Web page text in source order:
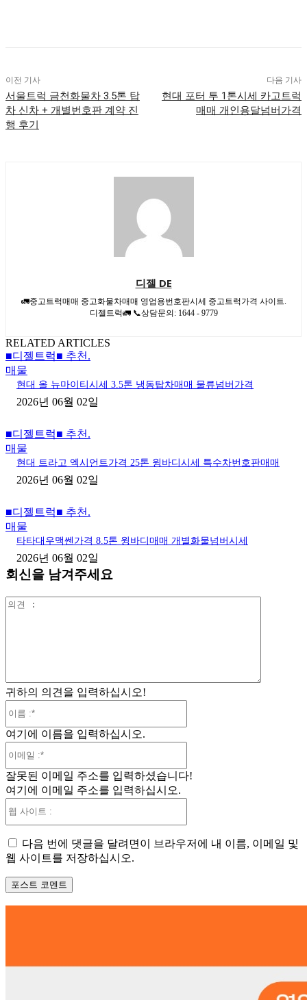
이전 기사
서울트럭 금천화물차 3.5톤 탑
차 신차 + 개별번호판 계약 진
행 후기
다음 기사
현대 포터 투 1톤시세 카고트럭
매매 개인용달넘버가격
디젤 DE
🚛중고트럭매매 중고화물차매매 영업용번호판시세 중고트럭가격 사이트.
디젤트럭🚛 📞상담문의: 1644 - 9779
RELATED ARTICLES
■디젤트럭■ 추천.
매물
현대 올 뉴마이티시세 3.5톤 냉동탑차매매 물류넘버가격
2026년 06월 02일
■디젤트럭■ 추천.
매물
현대 트라고 엑시언트가격 25톤 윙바디시세 특수차번호판매매
2026년 06월 02일
■디젤트럭■ 추천.
매물
타타대우맥쎈가격 8.5톤 윙바디매매 개별화물넘버시세
2026년 06월 02일
회신을 남겨주세요
귀하의 의견을 입력하십시오!
여기에 이름을 입력하십시오.
일
잘못된 이메일 주소를 입력하셨습니다!
여기에 이메일 주소를 입력하십시오.
트
다음 번에 댓글을 달려면이 브라우저에 내 이름, 이메일 및
웹 사이트를 저장하십시오.